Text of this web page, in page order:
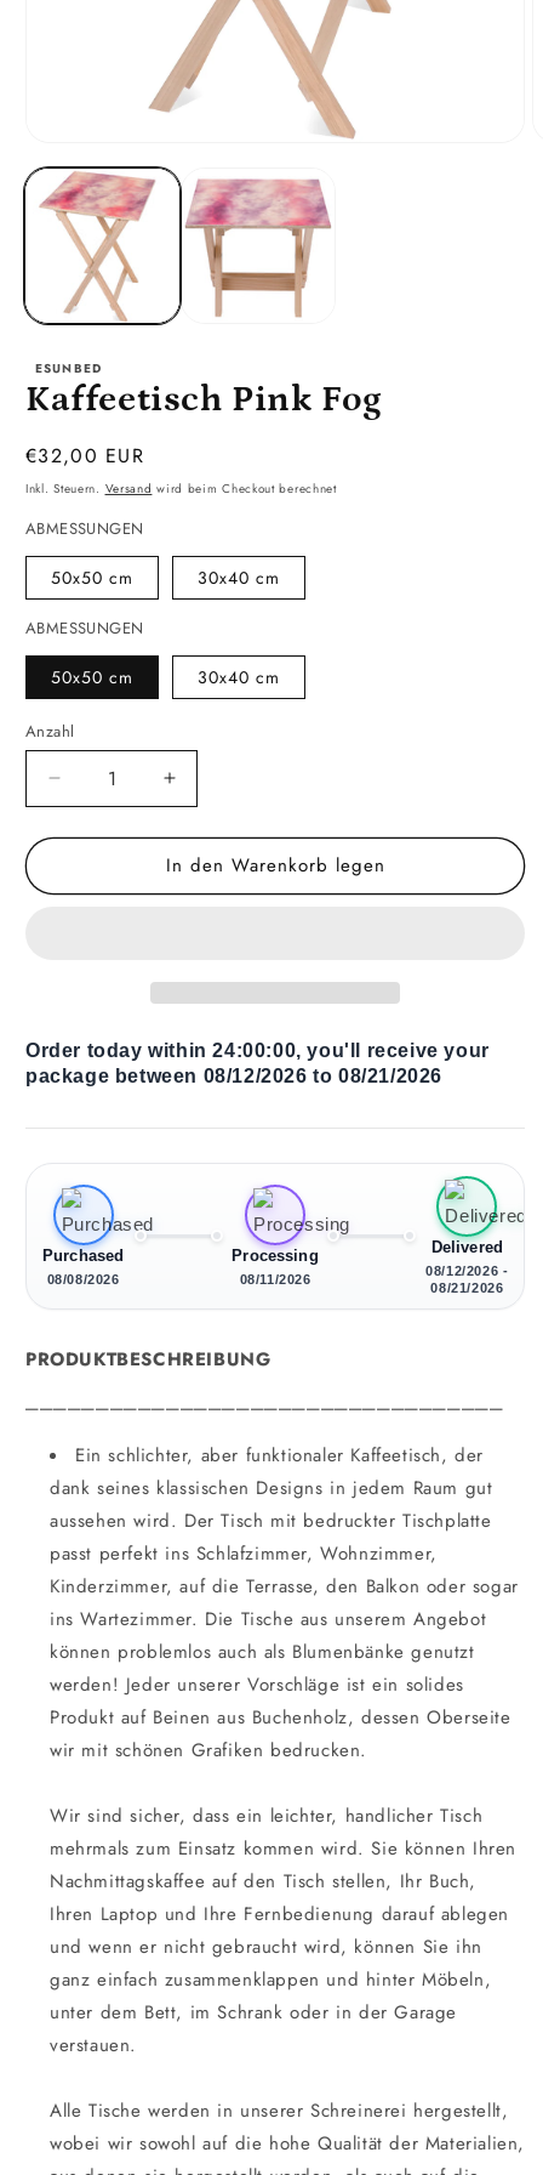
1
in
Modal
öffnen
ESUNBED
Kaffeetisch Pink Fog
Normaler
Preis
€32,00 EUR
Inkl. Steuern. Versand wird beim Checkout berechnet
ABMESSUNGEN
50x50 cm 30x40 cm
ABMESSUNGEN
50x50 cm 30x40 cm
Anzahl
Verringere
die
Menge
Kaffeetisch
Erhöhe
die
Menge
für
Kaffeetisch
In den Warenkorb legen
Order today within24:00:00, you'll receive your
package between 08/12/2026 to 08/21/2026
Purchased
08/08/2026
Processing
08/11/2026
Delivered
08/12/2026 -
08/21/2026
PRODUKTBESCHREIBUNG
Ein schlichter, aber funktionaler Kaffeetisch, der
dank seines klassischen Designs in jedem Raum gut
aussehen wird. Der Tisch mit bedruckter Tischplatte
passt perfekt ins Schlafzimmer, Wohnzimmer,
Kinderzimmer, auf die Terrasse, den Balkon oder sogar
ins Wartezimmer. Die Tische aus unserem Angebot
können problemlos auch als Blumenbänke genutzt
werden! Jeder unserer Vorschläge ist ein solides
Produkt auf Beinen aus Buchenholz, dessen Oberseite
wir mit schönen Grafiken bedrucken.
Wir sind sicher, dass ein leichter, handlicher Tisch
mehrmals zum Einsatz kommen wird. Sie können Ihren
Nachmittagskaffee auf den Tisch stellen, Ihr Buch,
Ihren Laptop und Ihre Fernbedienung darauf ablegen
und wenn er nicht gebraucht wird, können Sie ihn
ganz einfach zusammenklappen und hinter Möbeln,
unter dem Bett, im Schrank oder in der Garage
verstauen.
Alle Tische werden in unserer Schreinerei hergestellt,
wobei wir sowohl auf die hohe Qualität der Materialien,